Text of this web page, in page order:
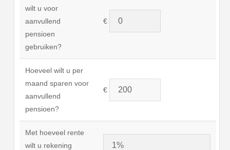
wilt u voor
aanvullend
pensioen
gebruiken?
€
Hoeveel wilt u per
maand sparen voor
aanvullend
pensioen?
€
Met hoeveel rente
wilt u rekening